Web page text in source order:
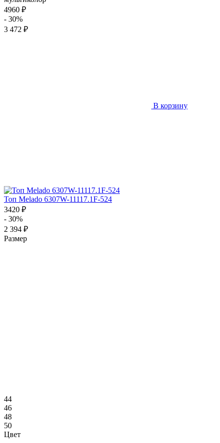
4960 ₽
- 30%
3 472 ₽
В корзину
Топ Melado 6307W-11117.1F-524
3420 ₽
- 30%
2 394 ₽
Размер
44
46
48
50
Цвет